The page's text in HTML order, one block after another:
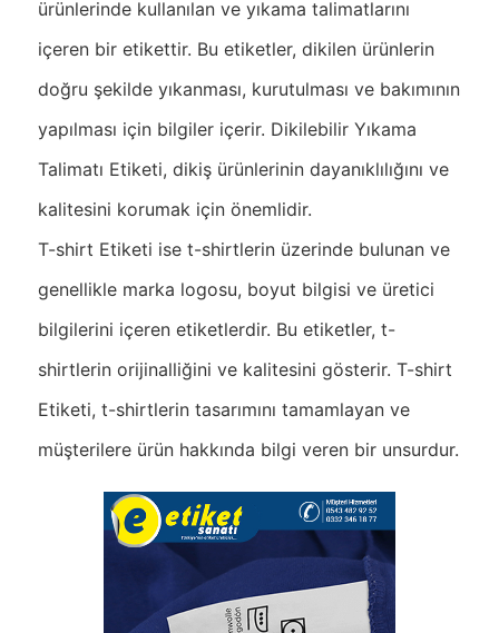
ürünlerinde kullanılan ve yıkama talimatlarını
içeren bir etikettir. Bu etiketler, dikilen ürünlerin
doğru şekilde yıkanması, kurutulması ve bakımının
yapılması için bilgiler içerir. Dikilebilir Yıkama
Talimatı Etiketi, dikiş ürünlerinin dayanıklılığını ve
kalitesini korumak için önemlidir.
T-shirt Etiketi ise t-shirtlerin üzerinde bulunan ve
genellikle marka logosu, boyut bilgisi ve üretici
bilgilerini içeren etiketlerdir. Bu etiketler, t-
shirtlerin orijinalliğini ve kalitesini gösterir. T-shirt
Etiketi, t-shirtlerin tasarımını tamamlayan ve
müşterilere ürün hakkında bilgi veren bir unsurdur.